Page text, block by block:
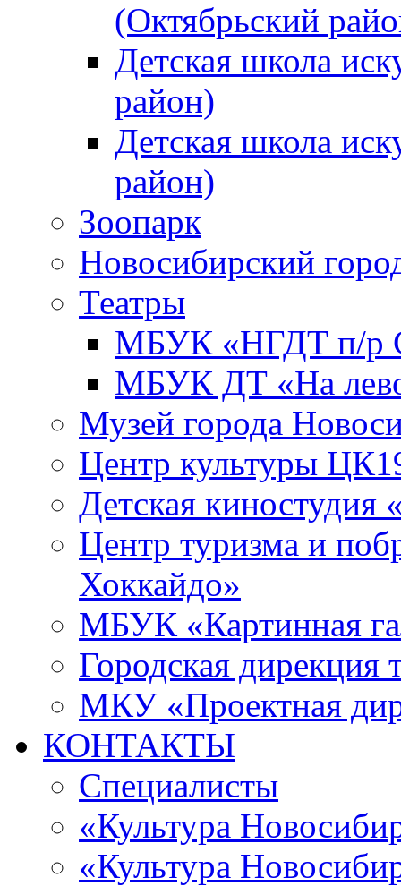
(Октябрьский
Детская школа
район)
Детская школа
район)
Зоопарк
Новосибирский
Театры
МБУК «НГДТ п/р
МБУК ДТ «На
Музей города
Центр культуры
Детская киностудия
Центр туризма и
Хоккайдо»
МБУК «Картинная
Городская дирекция
МКУ «Проектная
КОНТАКТЫ
Специалисты
«Культура
«Культура